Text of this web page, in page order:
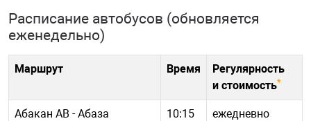
Расписание автобусов (обновляется
еженедельно)
Маршрут Время
Регулярность
и стоимость*
Абакан АВ - Абаза 10:15
ежедневно